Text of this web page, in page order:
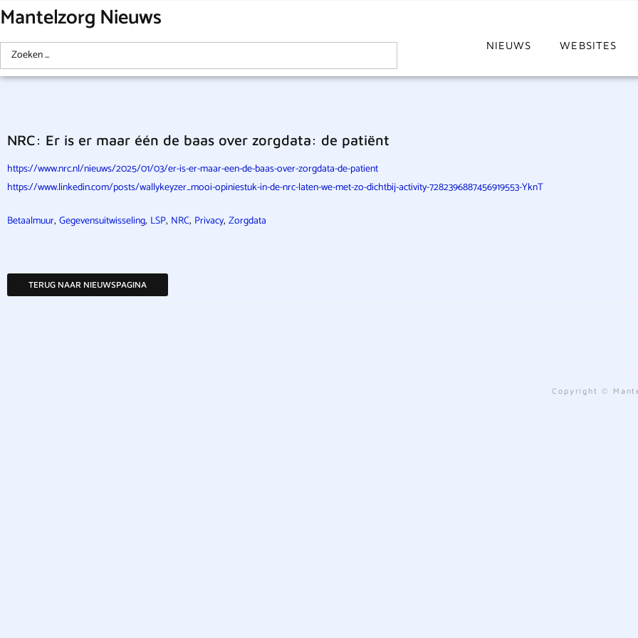
Mantelzorg Nieuws
NIEUWS WEBSITES
NRC: Er is er maar één de baas over zorgdata: de patiënt
https://www.nrc.nl/nieuws/2025/01/03/er-is-er-maar-een-de-baas-over-zorgdata-de-patient
https://www.linkedin.com/posts/wallykeyzer_mooi-opiniestuk-in-de-nrc-laten-we-met-zo-dichtbij-activity-7282396887456919553-YknT
Betaalmuur, Gegevensuitwisseling, LSP, NRC, Privacy, Zorgdata
TERUG NAAR NIEUWSPAGINA
Copyright ©